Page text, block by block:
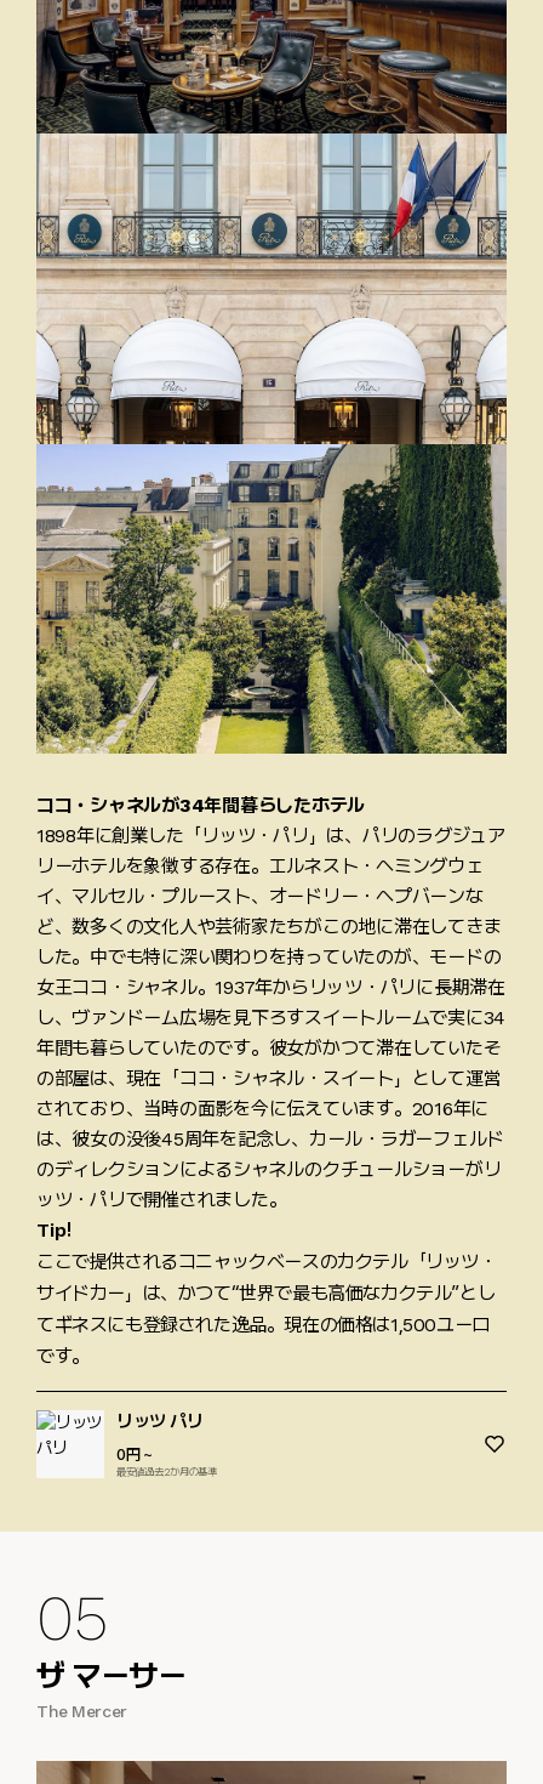
ココ・シャネルが34年間暮らしたホテル
1898年に創業した「リッツ・パリ」は、パリのラグジュア
リーホテルを象徴する存在。エルネスト・ヘミングウェ
イ、マルセル・プルースト、オードリー・ヘプバーンな
ど、数多くの文化人や芸術家たちがこの地に滞在してきま
した。中でも特に深い関わりを持っていたのが、モードの
女王ココ・シャネル。1937年からリッツ・パリに長期滞在
し、ヴァンドーム広場を見下ろすスイートルームで実に34
年間も暮らしていたのです。彼女がかつて滞在していたそ
の部屋は、現在「ココ・シャネル・スイート」として運営
されており、当時の面影を今に伝えています。2016年に
は、彼女の没後45周年を記念し、カール・ラガーフェルド
のディレクションによるシャネルのクチュールショーがリ
ッツ・パリで開催されました。
Tip!
ここで提供されるコニャックベースのカクテル「リッツ・
サイドカー」は、かつて“世界で最も高価なカクテル”とし
てギネスにも登録された逸品。現在の価格は1,500ユーロ
です。
リッツ パリ
0円 ~
最安値過去2か月の基準
05
ザ マーサー
The Mercer